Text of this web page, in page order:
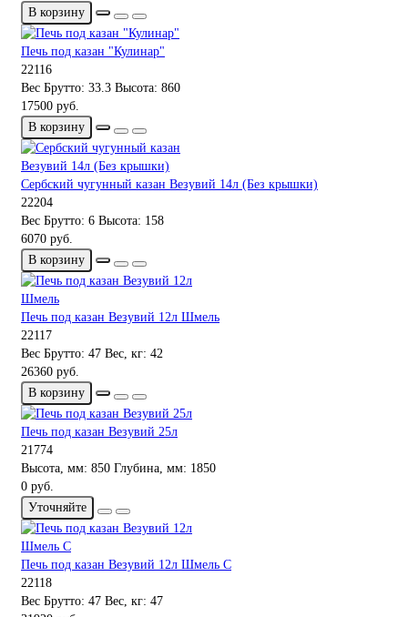
В корзину
Печь под казан "Кулинар"
22116
Вес Брутто: 33.3 Высота: 860
17500 руб.
В корзину
Сербский чугунный казан Везувий 14л (Без крышки)
22204
Вес Брутто: 6 Высота: 158
6070 руб.
В корзину
Печь под казан Везувий 12л Шмель
22117
Вес Брутто: 47 Вес, кг: 42
26360 руб.
В корзину
Печь под казан Везувий 25л
21774
Высота, мм: 850 Глубина, мм: 1850
0 руб.
Уточняйте
Печь под казан Везувий 12л Шмель С
22118
Вес Брутто: 47 Вес, кг: 47